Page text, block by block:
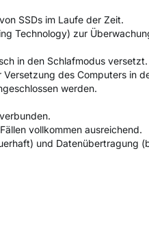
SSDs im Laufe der Zeit.
Technology) zur
in den Schlafmodus versetzt.
des Computers in
werden.
vollkommen ausreichend.
und Datenübertragung